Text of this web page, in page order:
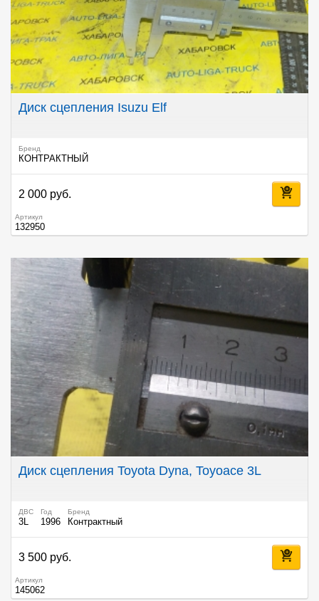
Диск сцепления Isuzu Elf
Бренд
КОНТРАКТНЫЙ
2 000 руб.
Артикул
132950
Диск сцепления Toyota Dyna, Toyoace 3L
ДВС
3L
Год
1996
Бренд
Контрактный
3 500 руб.
Артикул
145062